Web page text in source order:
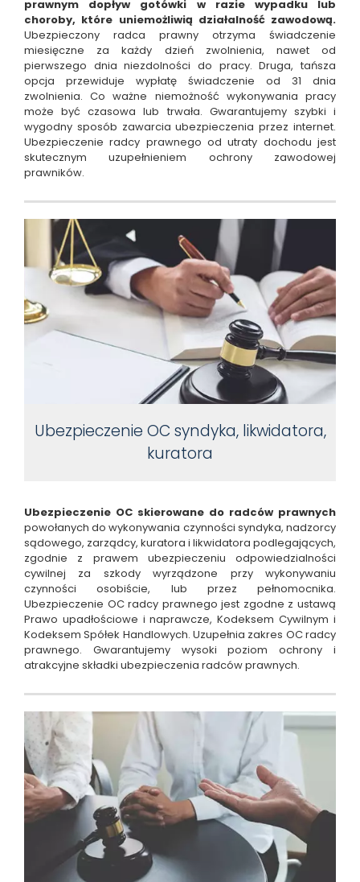
prawnym dopływ gotówki w razie wypadku lub
choroby, które uniemożliwią działalność zawodową.
Ubezpieczony radca prawny otrzyma świadczenie
miesięczne za każdy dzień zwolnienia, nawet od
pierwszego dnia niezdolności do pracy. Druga, tańsza
opcja przewiduje wypłatę świadczenie od 31 dnia
zwolnienia. Co ważne niemożność wykonywania pracy
może być czasowa lub trwała. Gwarantujemy szybki i
wygodny sposób zawarcia ubezpieczenia przez internet.
Ubezpieczenie radcy prawnego od utraty dochodu jest
skutecznym uzupełnieniem ochrony zawodowej
prawników.
Ubezpieczenie OC syndyka, likwidatora,
kuratora
Ubezpieczenie OC skierowane do radców prawnych
powołanych do wykonywania czynności syndyka, nadzorcy
sądowego, zarządcy, kuratora i likwidatora podlegających,
zgodnie z prawem ubezpieczeniu odpowiedzialności
cywilnej za szkody wyrządzone przy wykonywaniu
czynności osobiście, lub przez pełnomocnika.
Ubezpieczenie OC radcy prawnego jest zgodne z ustawą
Prawo upadłościowe i naprawcze, Kodeksem Cywilnym i
Kodeksem Spółek Handlowych. Uzupełnia zakres OC radcy
prawnego. Gwarantujemy wysoki poziom ochrony i
atrakcyjne składki ubezpieczenia radców prawnych.